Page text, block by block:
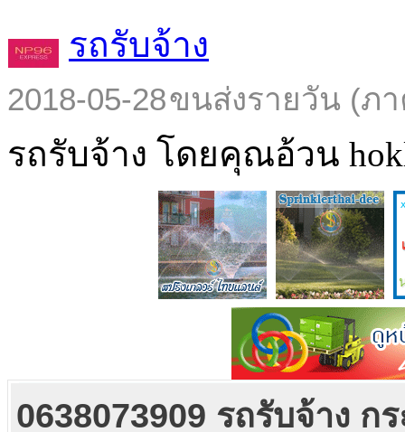
รถรับจ้าง
2018-05-28ขนส่งรายวัน (ภ
รถรับจ้าง โดยคุณอ้วน
0638073909 รถรับจ้าง